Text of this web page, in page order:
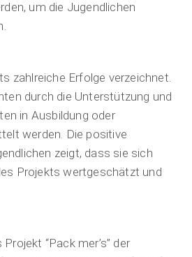
um die Jugendlichen
zahlreiche Erfolge verzeichnet.
durch die Unterstützung und
in Ausbildung oder
werden. Die positive
zeigt, dass sie sich
Projekts wertgeschätzt und
“Pack mer’s” der